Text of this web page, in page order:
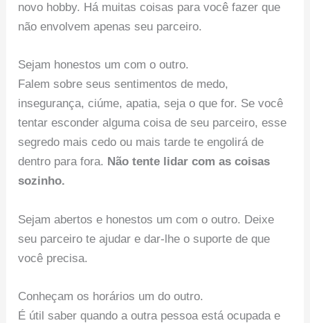
novo hobby. Há muitas coisas para você fazer que
não envolvem apenas seu parceiro.
Sejam honestos um com o outro.
Falem sobre seus sentimentos de medo,
insegurança, ciúme, apatia, seja o que for. Se você
tentar esconder alguma coisa de seu parceiro, esse
segredo mais cedo ou mais tarde te engolirá de
dentro para fora. Não tente lidar com as coisas
sozinho.
Sejam abertos e honestos um com o outro. Deixe
seu parceiro te ajudar e dar-lhe o suporte de que
você precisa.
Conheçam os horários um do outro.
É útil saber quando a outra pessoa está ocupada e